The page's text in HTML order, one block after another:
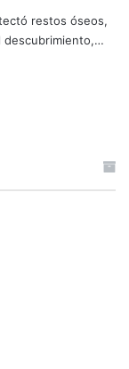
restos óseos,
descubrimiento,…